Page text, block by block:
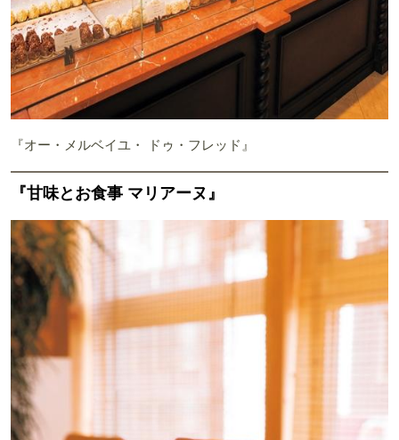
『オー・メルベイユ・ ドゥ・フレッド』
『甘味とお食事 マリアーヌ』